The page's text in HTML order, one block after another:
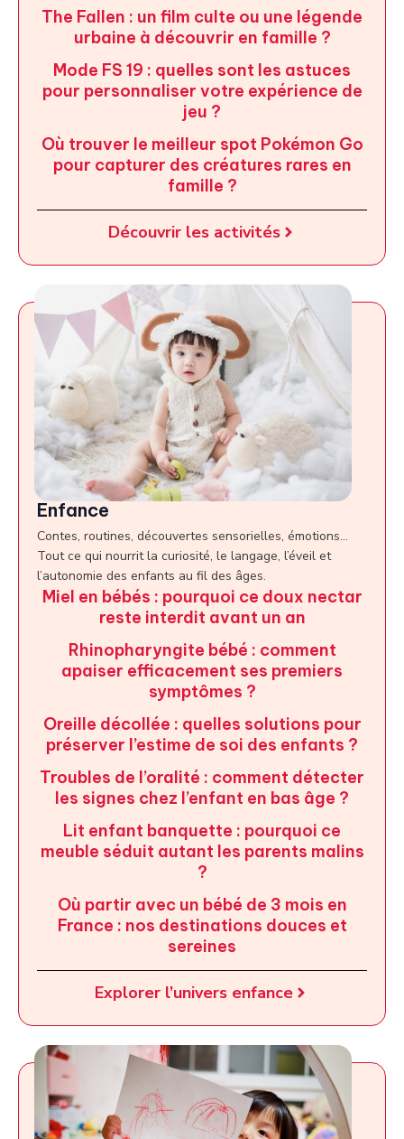
The Fallen : un film culte ou une légende
urbaine à découvrir en famille ?
Mode FS 19 : quelles sont les astuces
pour personnaliser votre expérience de
jeu ?
Où trouver le meilleur spot Pokémon Go
pour capturer des créatures rares en
famille ?
Découvrir les activités
Enfance
Contes, routines, découvertes sensorielles, émotions…
Tout ce qui nourrit la curiosité, le langage, l’éveil et
l’autonomie des enfants au fil des âges.
Miel en bébés : pourquoi ce doux nectar
reste interdit avant un an
Rhinopharyngite bébé : comment
apaiser efficacement ses premiers
symptômes ?
Oreille décollée : quelles solutions pour
préserver l’estime de soi des enfants ?
Troubles de l’oralité : comment détecter
les signes chez l’enfant en bas âge ?
Lit enfant banquette : pourquoi ce
meuble séduit autant les parents malins
?
Où partir avec un bébé de 3 mois en
France : nos destinations douces et
sereines
Explorer l’univers enfance